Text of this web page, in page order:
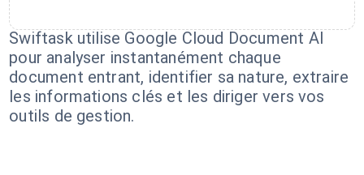
Swiftask utilise Google Cloud Document AI
pour analyser instantanément chaque
document entrant, identifier sa nature, extraire
les informations clés et les diriger vers vos
outils de gestion.